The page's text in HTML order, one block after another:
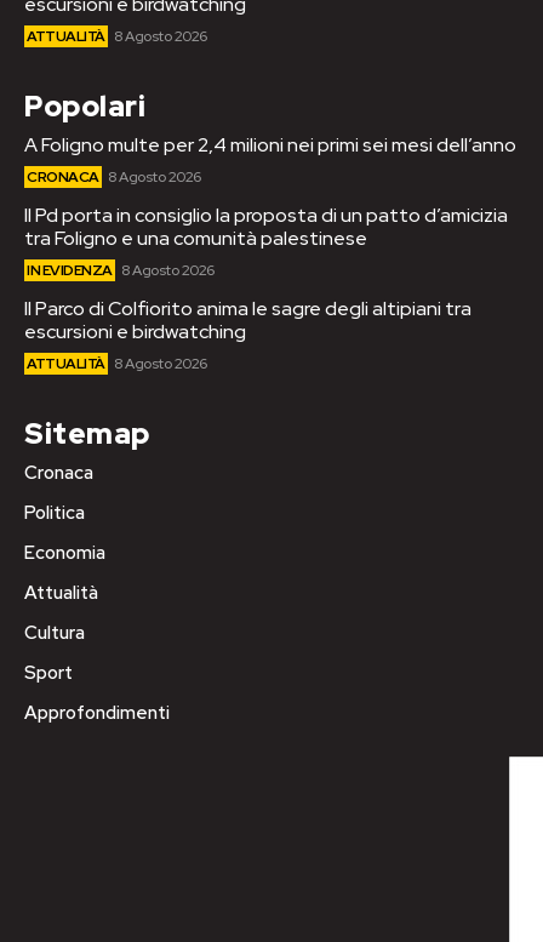
ATTUALITÀ 8 Agosto 2026
Popolari
A Foligno multe per 2,4 milioni nei primi sei mesi dell’anno
CRONACA 8 Agosto 2026
Il Pd porta in consiglio la proposta di un patto d’amicizia
tra Foligno e una comunità palestinese
IN EVIDENZA 8 Agosto 2026
Il Parco di Colfiorito anima le sagre degli altipiani tra
escursioni e birdwatching
ATTUALITÀ 8 Agosto 2026
Sitemap
Cronaca
Politica
Economia
Attualità
Cultura
Sport
Approfondimenti